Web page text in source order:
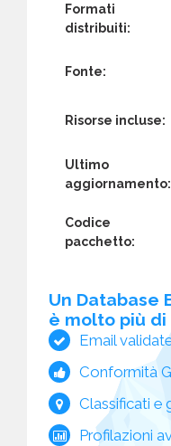
Formati
distribuiti:
Fonte:
Risorse incluse:
Ultimo
aggiornamento:
Codice
pacchetto:
Un Database
è molto più
Email
Conformità
Classificati e
Profilazioni